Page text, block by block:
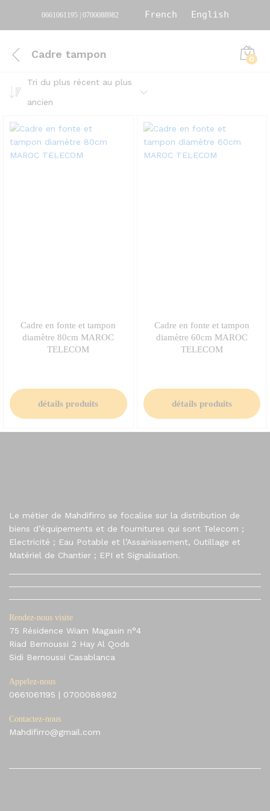
0661061195 | 0700088982 French English
Cadre tampon 0
Tri du plus récent au plus
ancien
Cadre en fonte et tampon
diamètre 80cm MAROC
TELECOM
détails produits
Cadre en fonte et tampon
diamètre 60cm MAROC
TELECOM
détails produits
Le métier de Mahdifirro se focalise sur la distribution de
biens d’équipements et de fournitures qui sont Telecom ;
Electricité ; Eau Potable et l’Assainissement, Outillage et
Matériel de Chantier ; EPI et Signalisation.
Rendez-nous visite
75 Résidence Wiam Magasin n°4
Riad Bernoussi 2 Hay Al Qods
Sidi Bernoussi Casablanca
Appelez-nous
0661061195 | 0700088982
Contactez-nous
Mahdifirro@gmail.com